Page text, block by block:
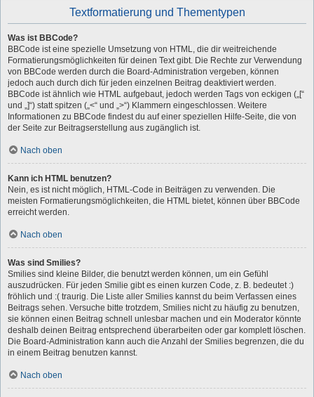
Textformatierung und Thementypen
Was ist BBCode?
BBCode ist eine spezielle Umsetzung von HTML, die dir weitreichende
Formatierungsmöglichkeiten für deinen Text gibt. Die Rechte zur Verwendung
von BBCode werden durch die Board-Administration vergeben, können
jedoch auch durch dich für jeden einzelnen Beitrag deaktiviert werden.
BBCode ist ähnlich wie HTML aufgebaut, jedoch werden Tags von eckigen („[“
und „]“) statt spitzen („<“ und „>“) Klammern eingeschlossen. Weitere
Informationen zu BBCode findest du auf einer speziellen Hilfe-Seite, die von
der Seite zur Beitragserstellung aus zugänglich ist.
Nach oben
Kann ich HTML benutzen?
Nein, es ist nicht möglich, HTML-Code in Beiträgen zu verwenden. Die
meisten Formatierungsmöglichkeiten, die HTML bietet, können über BBCode
erreicht werden.
Nach oben
Was sind Smilies?
Smilies sind kleine Bilder, die benutzt werden können, um ein Gefühl
auszudrücken. Für jeden Smilie gibt es einen kurzen Code, z. B. bedeutet :)
fröhlich und :( traurig. Die Liste aller Smilies kannst du beim Verfassen eines
Beitrags sehen. Versuche bitte trotzdem, Smilies nicht zu häufig zu benutzen,
sie können einen Beitrag schnell unlesbar machen und ein Moderator könnte
deshalb deinen Beitrag entsprechend überarbeiten oder gar komplett löschen.
Die Board-Administration kann auch die Anzahl der Smilies begrenzen, die du
in einem Beitrag benutzen kannst.
Nach oben